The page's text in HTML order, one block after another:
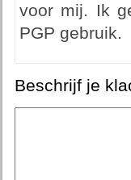
voor mij. Ik
PGP gebruik.
Beschrijf je